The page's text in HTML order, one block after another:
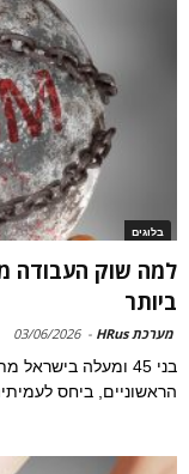
בלוגים
למה שוק העבודה
ביותר
מערכת HRus -
03/06/2026
בני 45 ומעלה
הראשוניים, ביחס